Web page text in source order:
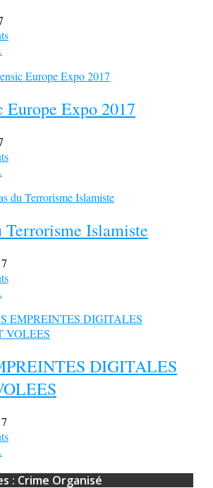
Europe Expo 2017
Terrorisme Islamiste
DIGITALES
: Crime Organisé